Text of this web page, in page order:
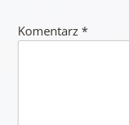
Komentarz *